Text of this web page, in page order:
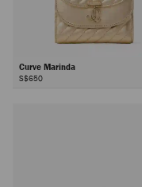
Curve Marinda
S$650